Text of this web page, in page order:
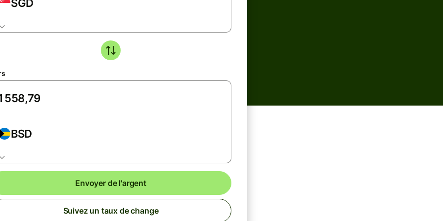
SGD
BSD
Envoyer de l'argent
Suivez un taux de change